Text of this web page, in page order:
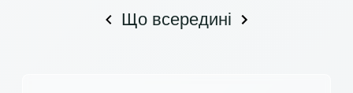
Що всередині